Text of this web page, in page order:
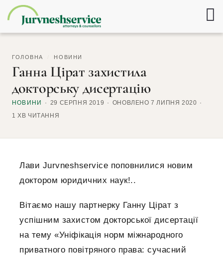
ГОЛОВНА НОВИНИ
Ганна Цірат захистила
докторську дисертацію
НОВИНИ 29 СЕРПНЯ 2019
ОНОВЛЕНО 7 ЛИПНЯ 2020
1 ХВ ЧИТАННЯ
Лави Jurvneshservice поповнилися новим
доктором юридичних наук!..
Вітаємо нашу партнерку Ганну Цірат з
успішним захистом докторської дисертації
на тему «Уніфікація норм міжнародного
приватного повітряного права: сучасний